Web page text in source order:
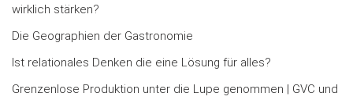
wirklich stärken?
Die Geographien der Gastronomie
Ist relationales Denken die eine Lösung für alles?
Grenzenlose Produktion unter die Lupe genommen | GVC und